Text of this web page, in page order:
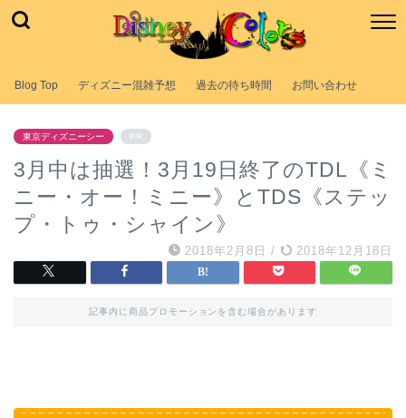
Blog Top ディズニー混雑予想 過去の待ち時間 お問い合わせ
東京ディズニーシー PR
3月中は抽選！3月19日終了のTDL《ミ
ニー・オー！ミニー》とTDS《ステッ
プ・トゥ・シャイン》
2018年2月8日 / 2018年12月18日
記事内に商品プロモーションを含む場合があります